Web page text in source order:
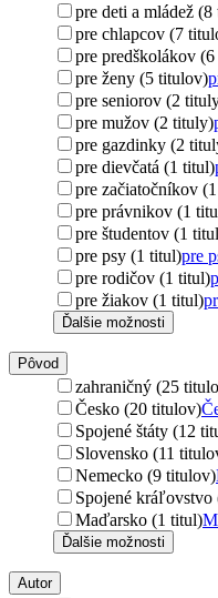
pre deti a mládež
pre chlapcov (7
pre predškolákov
pre ženy (5 titulov)
pre seniorov (2
pre mužov (2 tituly)
pre gazdinky (2
pre dievčatá (1 titul)
pre začiatočníkov
pre právnikov (1
pre študentov (1
pre psy (1 titul)pre
pre rodičov (1 titul)
pre žiakov (1 titul)
Ďalšie možnosti
Pôvod
zahraničný (25
Česko (20 titulov)
Spojené štáty (12
Slovensko (11
Nemecko (9 titulov)
Spojené
Maďarsko (1 titul)
Ďalšie možnosti
Autor